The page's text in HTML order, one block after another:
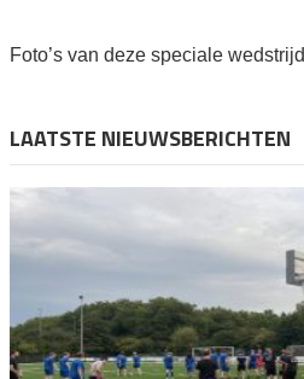
Foto’s van deze speciale wedstrijd
LAATSTE NIEUWSBERICHTEN